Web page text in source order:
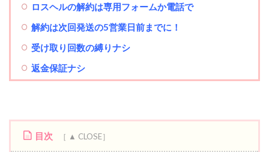
ロスヘルの解約は専用フォームか電話で
解約は次回発送の5営業日前までに！
受け取り回数の縛りナシ
返金保証ナシ
目次